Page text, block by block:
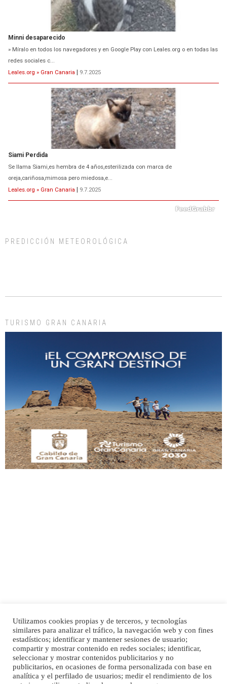
Minni desaparecido
» Míralo en todos los navegadores y en Google Play con Leales.org o en todas las
redes sociales c...
Leales.org » Gran Canaria | 9.7.2025
Siami Perdida
Se llama Siami,es hembra de 4 años,esterilizada con marca de
oreja,cariñosa,mimosa pero miedosa,e...
Leales.org » Gran Canaria | 9.7.2025
días, ella incluida...
Gato manso encontrado
Este gato macho ha aparecido en la calle hace menos de un mes, es muy
manso y extremadamente cari...
Leales.org » Gran Canaria | 9.7.2025
SHIBA PERDIDO AVDA JOSE MESA Y LOPEZ
PERRO MACHO RAZA SHIBA CON MICROCHIP PERDIDO HOY 06/07/2025 ZONA
MESA Y LOPEZ. ES MUY ASUSTADIZO
Leales.org » Gran Canaria | 6.7.2025
PREDICCIÓN METEOROLÓGICA
TURISMO GRAN CANARIA
Inicio Publicidad
Política de privacidad
Aviso Legal
Cláusula de Cookies
Enlaces de interés
Utilizamos cookies propias y de terceros, y tecnologías
similares para analizar el tráfico, la navegación web y con fines
estadísticos; identificar y mantener sesiones de usuario;
compartir y mostrar contenido en redes sociales; identificar,
seleccionar y mostrar contenidos publicitarios y no
publicitarios, en ocasiones de forma personalizada con base en
analítica y el perfilado de usuarios; medir el rendimiento de los